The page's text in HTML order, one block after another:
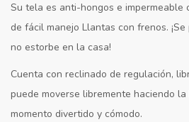
Su tela es anti-hongos e impermeable
de fácil manejo Llantas con frenos.
no estorbe en la casa!
Cuenta con reclinado de regulación,
puede moverse libremente haciendo
momento divertido y cómodo.